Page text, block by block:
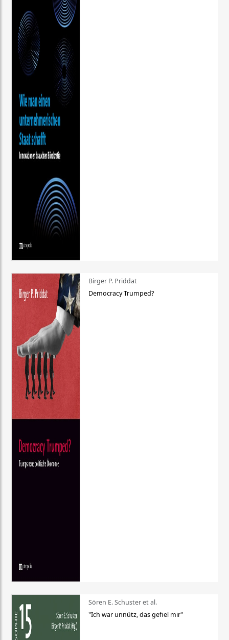
Birger P. Priddat
Democracy Trumped?
Sören E. Schuster et al.
"Ich war unnütz, das gefiel mir"